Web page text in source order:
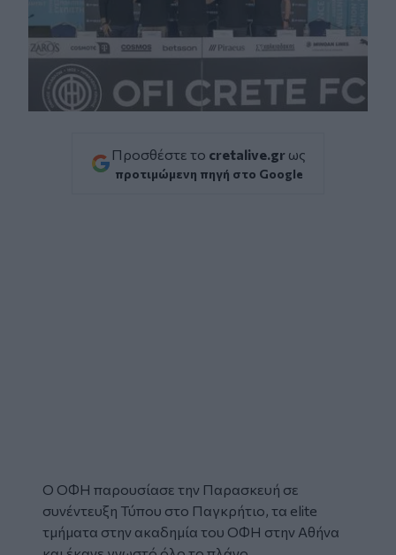
Προσθέστε το cretalive.gr ως
προτιμώμενη πηγή στο Google
Ο ΟΦΗ παρουσίασε την Παρασκευή σε
συνέντευξη Τύπου στο Παγκρήτιο, τα elite
τμήματα στην ακαδημία του ΟΦΗ στην Αθήνα